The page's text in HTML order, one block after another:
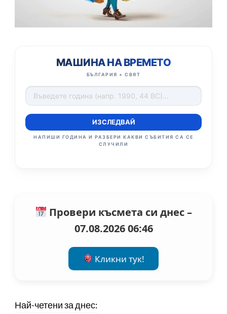
МАШИНА НА ВРЕМЕТО
БЪЛГАРИЯ + СВЯТ
ИЗСЛЕДВАЙ
НАПИШИ ГОДИНА И РАЗБЕРИ КАКВИ СЪБИТИЯ СА СЕ
СЛУЧИЛИ
Провери късмета си днес –
07.08.2026 06:46
Кликни тук!
Най-четени за днес: